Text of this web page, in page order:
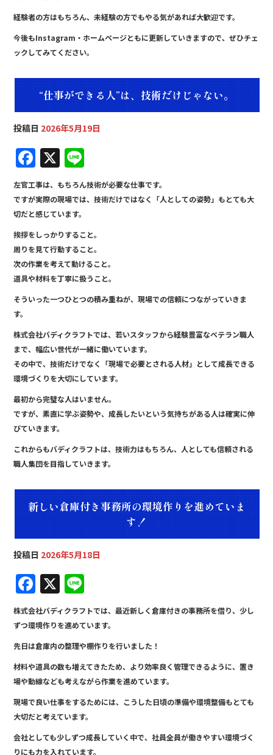
経験者の方はもちろん、未経験の方でもやる気があれば大歓迎です。
今後もInstagram・ホームページともに更新していきますので、ぜひチェ
ックしてみてください。
“仕事ができる人”は、技術だけじゃない。
投稿日 2026年5月19日
F
a
c
e
b
o
o
k
X
n
e
左官工事は、もちろん技術が必要な仕事です。
ですが実際の現場では、技術だけではなく「人としての姿勢」もとても大
切だと感じています。
挨拶をしっかりすること。
周りを見て行動すること。
次の作業を考えて動けること。
道具や材料を丁寧に扱うこと。
そういった一つひとつの積み重ねが、現場での信頼につながっていきま
す。
株式会社バディクラフトでは、若いスタッフから経験豊富なベテラン職人
まで、幅広い世代が一緒に働いています。
その中で、技術だけでなく「現場で必要とされる人材」として成長できる
環境づくりを大切にしています。
最初から完璧な人はいません。
ですが、素直に学ぶ姿勢や、成長したいという気持ちがある人は確実に伸
びていきます。
これからもバディクラフトは、技術力はもちろん、人としても信頼される
職人集団を目指していきます。
新しい倉庫付き事務所の環境作りを進めていま
す！
投稿日 2026年5月18日
F
a
c
e
b
o
o
k
X
n
e
株式会社バディクラフトでは、最近新しく倉庫付きの事務所を借り、少し
ずつ環境作りを進めています。
先日は倉庫内の整理や棚作りを行いました！
材料や道具の数も増えてきたため、より効率良く管理できるように、置き
場や動線なども考えながら作業を進めています。
現場で良い仕事をするためには、こうした日頃の準備や環境整備もとても
大切だと考えています。
会社としても少しずつ成長していく中で、社員全員が働きやすい環境づく
りにも力を入れています。